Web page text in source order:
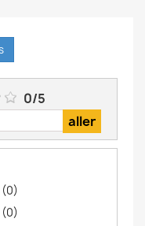
0/5
(0)
(0)